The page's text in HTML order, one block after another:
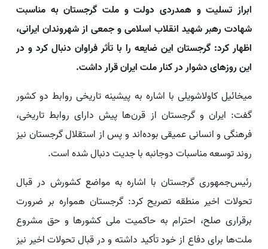
ابراز تسلیت و همدردی دولت و ملت گرجستان به مناسبت
شهادت رهبر شهید انقلاب اسلامی و جمعی از شهروندان ایرانی،
اظهار کرد: گرجستان این ضایعه را با تأثر فراوان دنبال کرد و در
این روزهای دشوار در کنار ملت ایران قرار داشت.
میخائیل کاولاشویلی با اشاره به پیشینه تاریخی روابط دو کشور
گفت: ایران و گرجستان از قرن‌ها پیش دارای روابط تاریخی،
فرهنگی و انسانی عمیقی بوده‌اند و پس از استقلال گرجستان نیز
روند توسعه مناسبات دوجانبه با جدیت دنبال شده است.
رئیس‌جمهوری گرجستان با اشاره به مواضع کشورش در قبال
تحولات اخیر منطقه تصریح کرد: گرجستان همواره بر ضرورت
برقراری صلح، احترام به حاکمیت ملی کشورها و حق مشروع
ملت‌ها برای دفاع از خود تأکید داشته و در قبال تحولات اخیر نیز